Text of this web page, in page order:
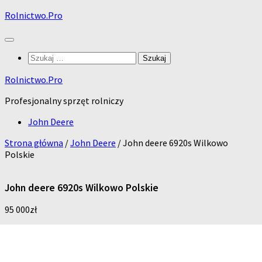
Skip
content
Rolnictwo.Pro
Szukaj:
Rolnictwo.Pro
Profesjonalny sprzęt rolniczy
John Deere
Strona główna /John Deere / John deere 6920s Wilkowo
Polskie
John deere 6920s Wilkowo Polskie
95 000zł